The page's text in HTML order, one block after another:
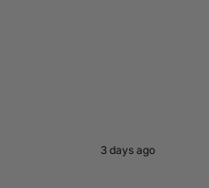
3 days ago